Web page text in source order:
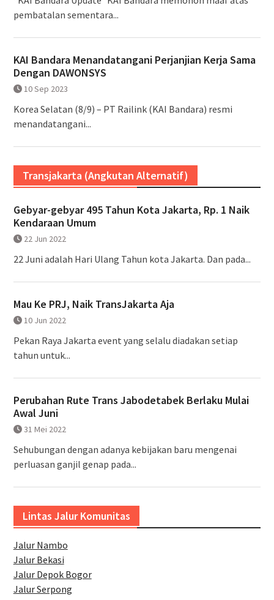
pembatalan sementara...
KAI Bandara Menandatangani Perjanjian Kerja Sama
Dengan DAWONSYS
10 Sep 2023
Korea Selatan (8/9) – PT Railink (KAI Bandara) resmi
menandatangani...
Transjakarta (Angkutan Alternatif)
Gebyar-gebyar 495 Tahun Kota Jakarta, Rp. 1 Naik
Kendaraan Umum
22 Jun 2022
22 Juni adalah Hari Ulang Tahun kota Jakarta. Dan pada...
Mau Ke PRJ, Naik TransJakarta Aja
10 Jun 2022
Pekan Raya Jakarta event yang selalu diadakan setiap
tahun untuk...
Perubahan Rute Trans Jabodetabek Berlaku Mulai
Awal Juni
31 Mei 2022
Sehubungan dengan adanya kebijakan baru mengenai
perluasan ganjil genap pada...
Lintas Jalur Komunitas
Jalur Nambo
Jalur Bekasi
Jalur Depok Bogor
Jalur Serpong